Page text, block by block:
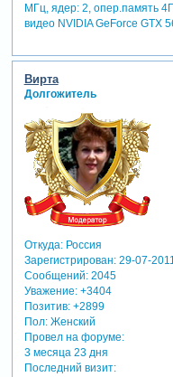
МГц, ядер: 2, опер.память
видео NVIDIA GeForce GTX
Вирта
Долгожитель
Откуда:Россия
Зарегистрирован: 29-07-
Сообщений:2045
Уважение: +3404
Позитив: +2899
Пол:Женский
Провел на форуме:
3 месяца 23 дня
Последний визит: